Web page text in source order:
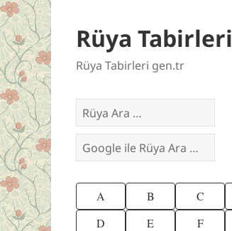
Rüya Tabirleri
Rüya Tabirleri gen.tr
A B C
D
E F